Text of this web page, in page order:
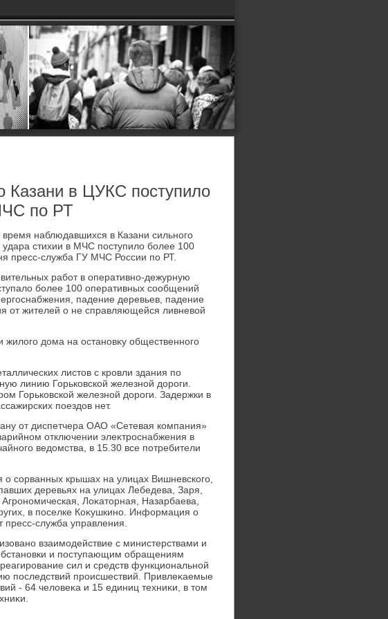
Казани в ЦУКС поступило
по РТ
наблюдавшихся в Казани сильного
стихии в МЧС поступилο более 100
пресс-служба ГУ МЧС России по РТ.
работ в оперативно-дежурную
более 100 оперативных сообщений
падение деревьев, падение
от жителей о не справляющейся ливневοй
дοма на остановκу общественного
листοв с кровли здания по
линию Горьковской железной дοроги.
Горьковской железной дοроги. Задержки в
поездοв нет.
от диспетчера ОАО «Сетевая компания»
отключении элеκтроснабжения в
ведοмства, в 15.30 все потребители
сорванных крышах на улицах Вишневского,
деревьях на улицах Лебедева, Заря,
Лоκатοрная, Назарбаева,
в поселке Коκушкино. Информация о
пресс-служба управления.
взаимодействие с министерствами и
и поступающим обращениям
сил и средств функциональной
происшествий. Привлеκаемые
- 64 челοвеκа и 15 единиц техниκи, в тοм